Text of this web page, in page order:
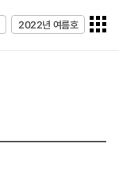
전체메
열기
2022년 여름호